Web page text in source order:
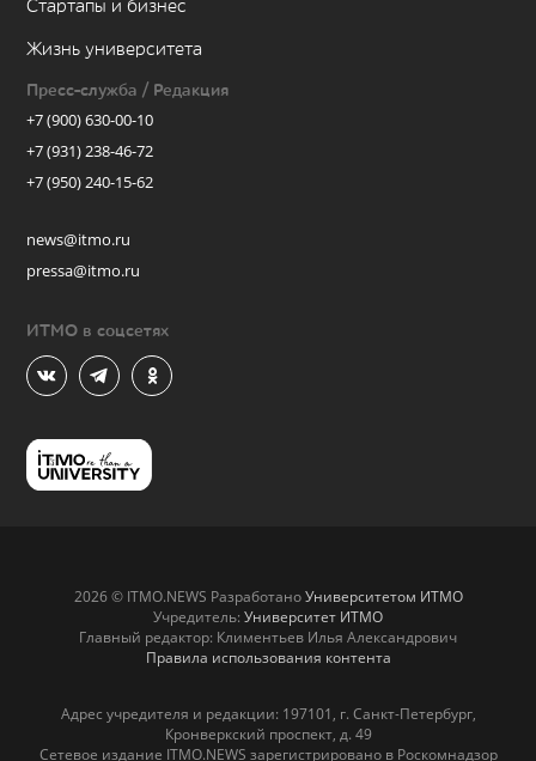
Стартапы и бизнес
Жизнь университета
Пресс-служба / Редакция
+7 (900) 630-00-10
+7 (931) 238-46-72
+7 (950) 240-15-62
news@itmo.ru
pressa@itmo.ru
ИТМО в соцсетях
2026 © ITMO.NEWS РазработаноУниверситетом ИТМО
Учредитель: Университет ИТМО
Главный редактор: Климентьев Илья Александрович
Правила использования контента
Адрес учредителя и редакции: 197101, г. Санкт-Петербург,
Кронверкский проспект, д. 49
Сетевое издание ITMO.NEWS зарегистрировано в Роскомнадзор